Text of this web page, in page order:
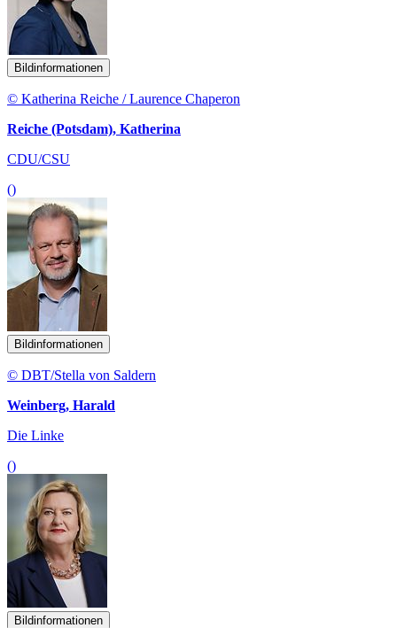
Bildinformationen
© Katherina Reiche / Laurence Chaperon
Reiche (Potsdam), Katherina
CDU/CSU
()
Bildinformationen
© DBT/Stella von Saldern
Weinberg, Harald
Die Linke
()
Bildinformationen